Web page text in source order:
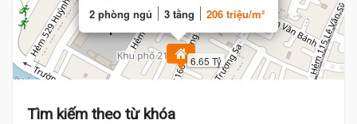
6.65 Tỷ
2 phòng ngủ 3 tầng 206 triệu/m²
Tìm kiếm theo từ khóa